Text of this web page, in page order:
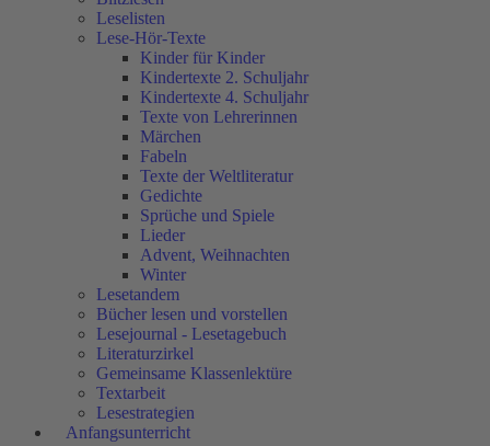
Leselisten
Lese-Hör-Texte
Kinder für Kinder
Kindertexte 2. Schuljahr
Kindertexte 4. Schuljahr
Texte von Lehrerinnen
Märchen
Fabeln
Texte der Weltliteratur
Gedichte
Sprüche und Spiele
Lieder
Advent, Weihnachten
Winter
Lesetandem
Bücher lesen und vorstellen
Lesejournal - Lesetagebuch
Literaturzirkel
Gemeinsame Klassenlektüre
Textarbeit
Lesestrategien
Anfangsunterricht